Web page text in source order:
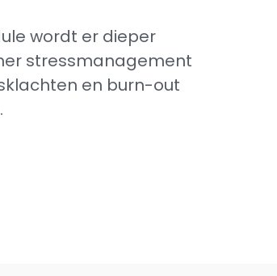
wordt er dieper
stressmanagement
en burn-out